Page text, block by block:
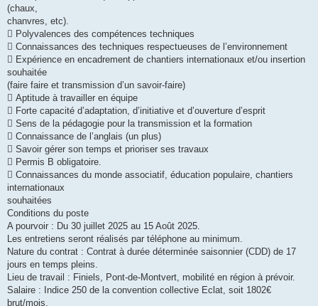
(chaux,
chanvres, etc).
 Polyvalences des compétences techniques
 Connaissances des techniques respectueuses de l’environnement
 Expérience en encadrement de chantiers internationaux et/ou insertion
souhaitée
(faire faire et transmission d’un savoir-faire)
 Aptitude à travailler en équipe
 Forte capacité d’adaptation, d’initiative et d’ouverture d’esprit
 Sens de la pédagogie pour la transmission et la formation
 Connaissance de l’anglais (un plus)
 Savoir gérer son temps et prioriser ses travaux
 Permis B obligatoire.
 Connaissances du monde associatif, éducation populaire, chantiers
internationaux
souhaitées
Conditions du poste
A pourvoir : Du 30 juillet 2025 au 15 Août 2025.
Les entretiens seront réalisés par téléphone au minimum.
Nature du contrat : Contrat à durée déterminée saisonnier (CDD) de 17
jours en temps pleins.
Lieu de travail : Finiels, Pont-de-Montvert, mobilité en région à prévoir.
Salaire : Indice 250 de la convention collective Eclat, soit 1802€
brut/mois.